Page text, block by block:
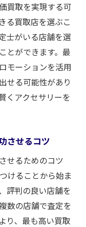
買取を実現する可
る買取店を選ぶこ
士がいる店舗を選
とができます。最
モーションを活用
せる可能性があり
くアクセサリーを
させるコツ
せるためのコツ
けることから始ま
評判の良い店舗を
数の店舗で査定を
り、最も高い買取